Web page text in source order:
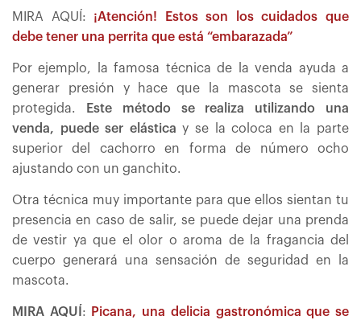
MIRA AQUÍ: ¡Atención! Estos son los cuidados que
debe tener una perrita que está “embarazada”
Por ejemplo, la famosa técnica de la venda ayuda a
generar presión y hace que la mascota se sienta
protegida.
Este método se realiza utilizando una
venda, puede ser elásticay se la coloca en la parte
superior del cachorro en forma de número ocho
ajustando con un ganchito.
Otra técnica muy importante para que ellos sientan tu
presencia en caso de salir, se puede dejar una prenda
de vestir ya que el olor o aroma de la fragancia del
cuerpo generará una sensación de seguridad en la
mascota.
MIRA AQUÍ :
Picana, una delicia gastronómica que se